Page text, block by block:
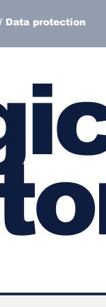
Data protection